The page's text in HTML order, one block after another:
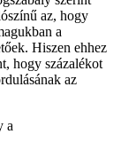
az, hogy
a
Hiszen ehhez
hogy százalékot
az
a